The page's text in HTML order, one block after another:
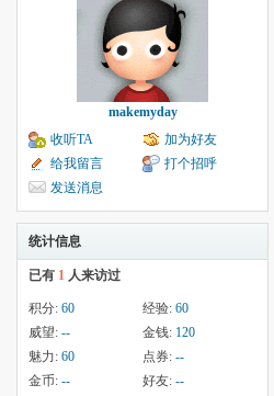
makemyday
收听TA
加为好友
给我留言
打个招呼
发送消息
统计信息
已有 1 人来访过
积分: 60 经验: 60
威望: -- 金钱: 120
魅力: 60 点券: --
金币: -- 好友: --